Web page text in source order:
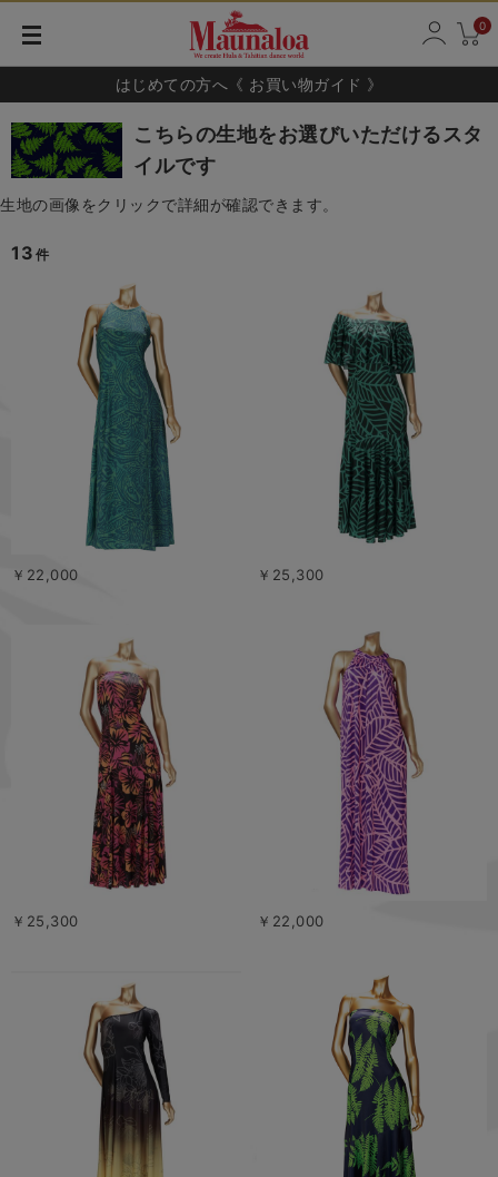
0
はじめての方へ《 お買い物ガイド 》
こちらの生地をお選びいただけるスタ
イルです
生地の画像をクリックで詳細が確認できます。
13 件
￥22,000 ￥25,300
￥25,300 ￥22,000